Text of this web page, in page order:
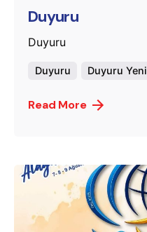
Duyuru
Duyuru
Duyuru Duyuru Yeni
Read More